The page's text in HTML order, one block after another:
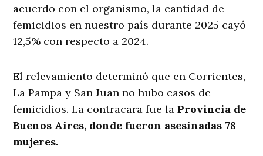
acuerdo con el organismo, la cantidad de
femicidios en nuestro país durante 2025 cayó
12,5% con respecto a 2024.
El relevamiento determinó que en Corrientes,
La Pampa y San Juan no hubo casos de
femicidios. La contracara fue la Provincia de
Buenos Aires, donde fueron asesinadas 78
mujeres.